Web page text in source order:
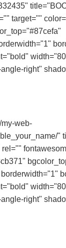
target=""
right"
my-web-
"
right"